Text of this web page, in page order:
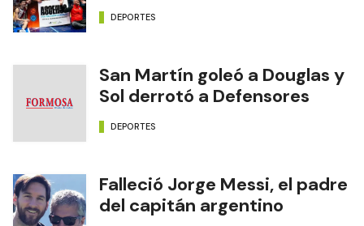
DEPORTES
San Martín goleó a Douglas y
Sol derrotó a Defensores
DEPORTES
Falleció Jorge Messi, el padre
del capitán argentino